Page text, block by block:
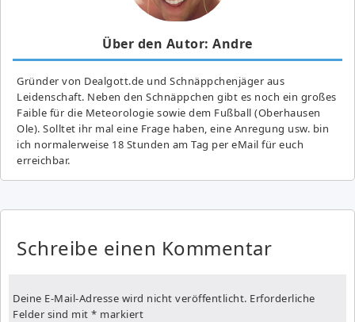
Über den Autor: Andre
Gründer von Dealgott.de und Schnäppchenjäger aus
Leidenschaft. Neben den Schnäppchen gibt es noch ein großes
Fai­ble für die Meteorologie sowie dem Fußball (Oberhausen
Ole). Solltet ihr mal eine Frage haben, eine Anregung usw. bin
ich normalerweise 18 Stunden am Tag per eMail für euch
erreichbar.
Schreibe einen Kommentar
Deine E-Mail-Adresse wird nicht veröffentlicht. Erforderliche
Felder sind mit * markiert